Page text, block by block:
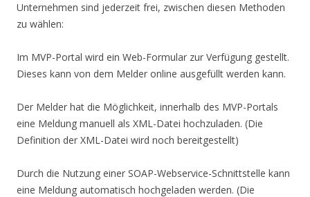
Unternehmen sind jederzeit frei, zwischen diesen Methoden
zu wählen:
Im MVP-Portal wird ein Web-Formular zur Verfügung gestellt.
Dieses kann von dem Melder online ausgefüllt werden kann.
Der Melder hat die Möglichkeit, innerhalb des MVP-Portals
eine Meldung manuell als XML-Datei hochzuladen. (Die
Definition der XML-Datei wird noch bereitgestellt)
Durch die Nutzung einer SOAP-Webservice-Schnittstelle kann
eine Meldung automatisch hochgeladen werden. (Die